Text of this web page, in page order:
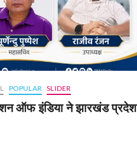
POPULAR SLIDER
ऑफ इंडिया ने झारखंड प्रदेश